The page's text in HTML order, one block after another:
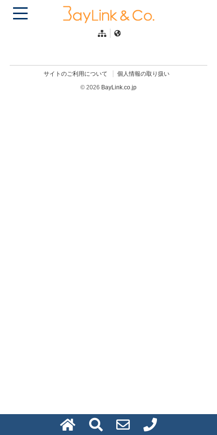
サイトのご利用について
個人情報の取り扱い
© 2026 BayLink.co.jp